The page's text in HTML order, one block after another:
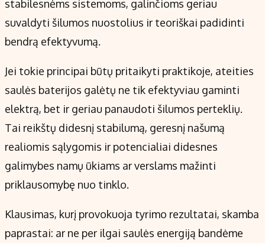
stabilesnėms sistemoms, galinčioms geriau
suvaldyti šilumos nuostolius ir teoriškai padidinti
bendrą efektyvumą.
Jei tokie principai būtų pritaikyti praktikoje, ateities
saulės baterijos galėtų ne tik efektyviau gaminti
elektrą, bet ir geriau panaudoti šilumos perteklių.
Tai reikštų didesnį stabilumą, geresnį našumą
realiomis sąlygomis ir potencialiai didesnes
galimybes namų ūkiams ar verslams mažinti
priklausomybę nuo tinklo.
Klausimas, kurį provokuoja tyrimo rezultatai, skamba
paprastai: ar ne per ilgai saulės energiją bandėme